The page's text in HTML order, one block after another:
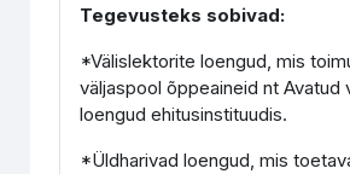
Tegevusteks sobivad:
*Välislektorite loengud, mis
väljaspool õppeaineid nt Avatud
loengud ehitusinstituudis.
*Üldharivad loengud, mis